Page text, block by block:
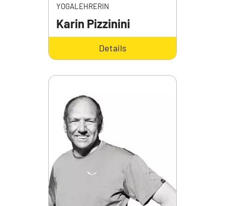
YOGALEHRERIN
Karin Pizzinini
Details